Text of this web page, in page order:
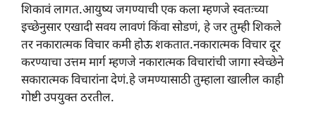
शिकावं लागत.आयुष्य जगण्याची एक कला म्हणजे स्वतःच्या
इच्छेनुसार एखादी सवय लावणं किंवा सोडणं, हे जर तुम्ही शिकले
तर नकारात्मक विचार कमी होऊ शकतात.नकारात्मक विचार दूर
करण्याचा उत्तम मार्ग म्हणजे नकारात्मक विचारांची जागा स्वेच्छेने
सकारात्मक विचारांना देणं.हे जमण्यासाठी तुम्हाला खालील काही
गोष्टी उपयुक्त ठरतील.